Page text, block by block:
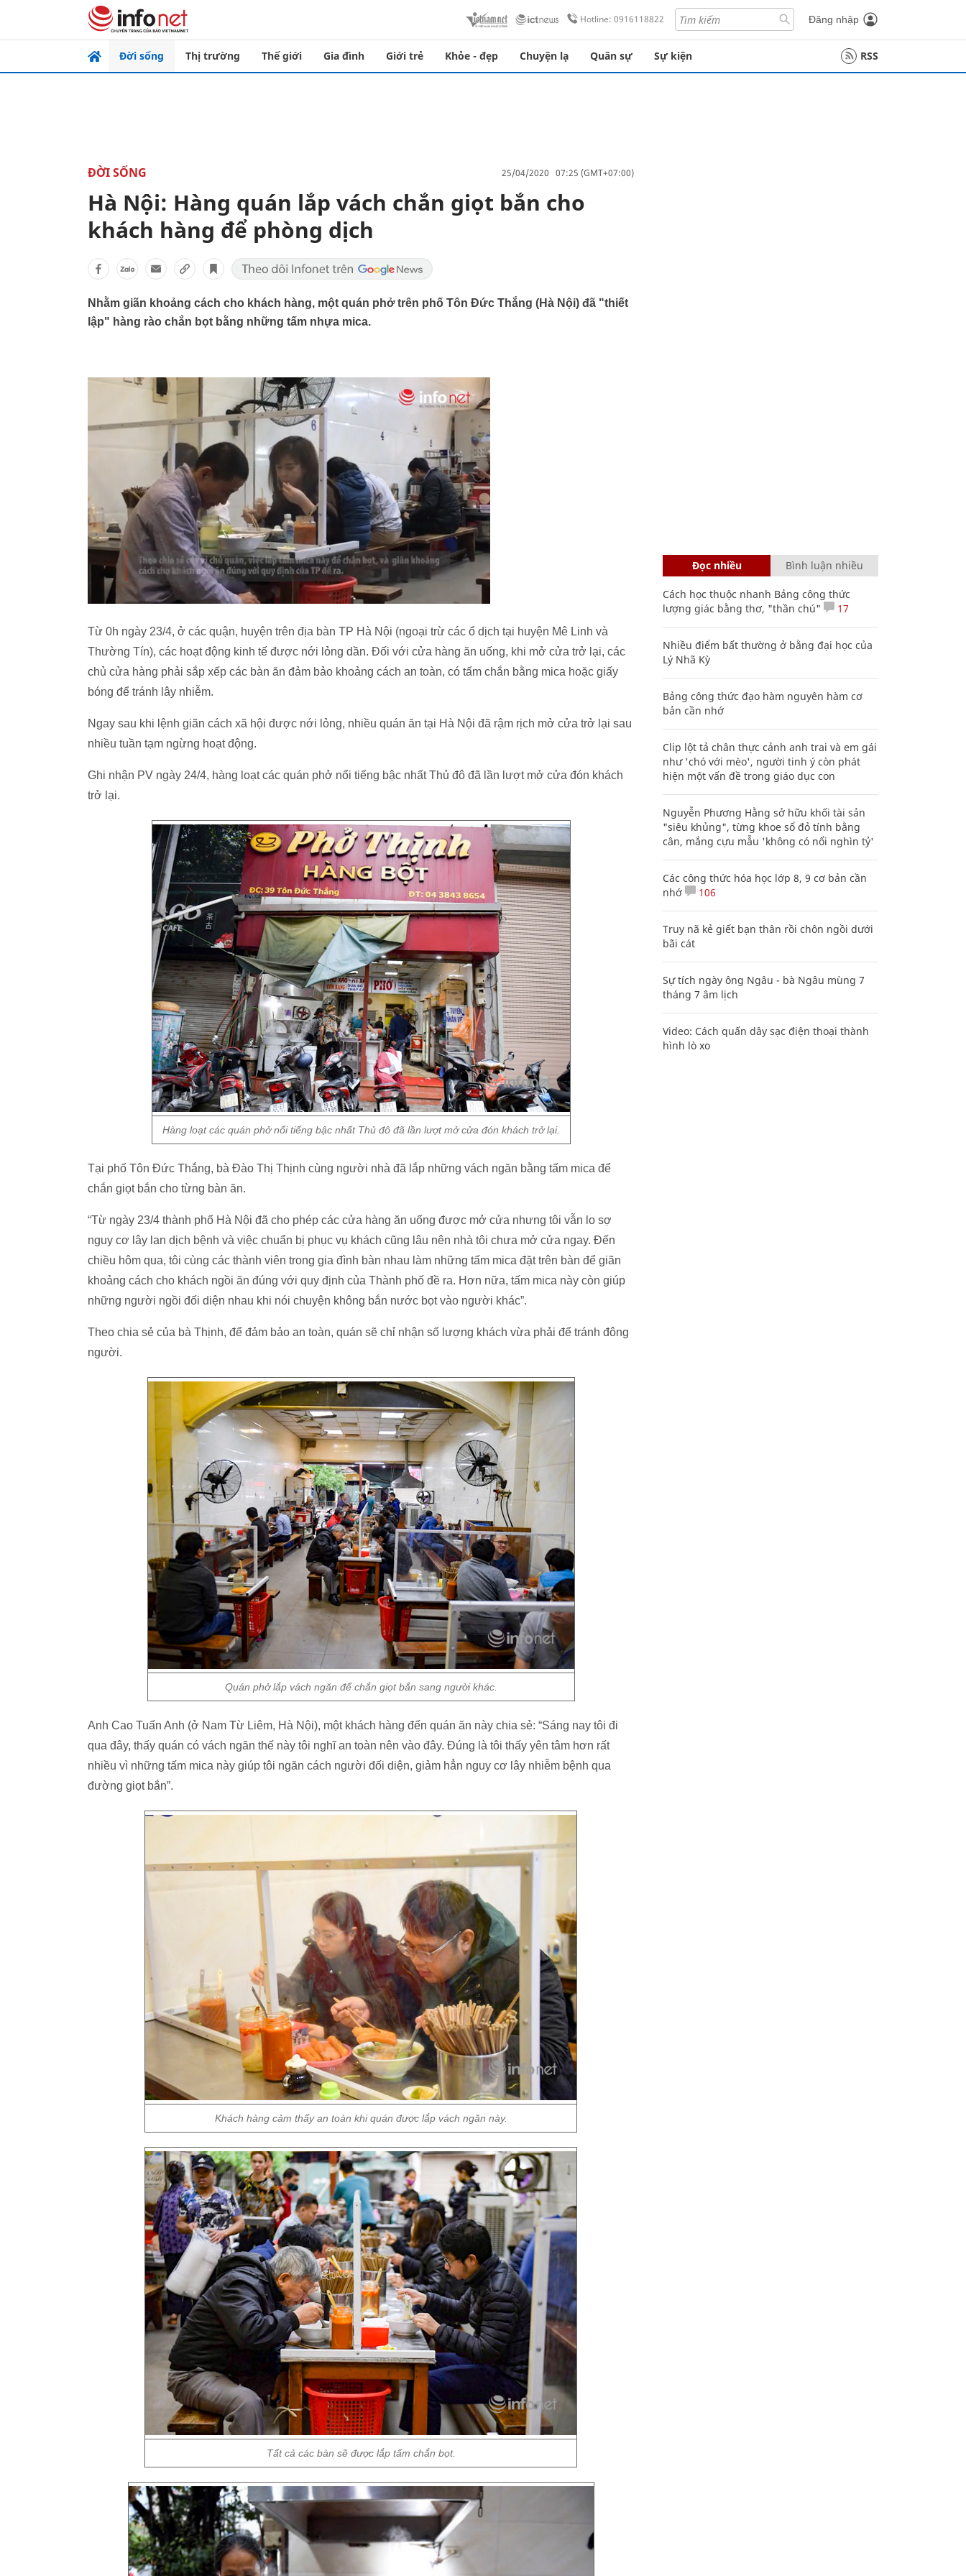
Hotline: 0916118822 Đăng nhập
Đời sống Thị trường Thế giới Gia đình Giới trẻ Khỏe - đẹp Chuyện lạ Quân sự Sự kiện RSS
ĐỜI SỐNG 25/04/2020 07:25 (GMT+07:00)
Hà Nội: Hàng quán lắp vách chắn giọt bắn cho
khách hàng để phòng dịch
Nhằm giãn khoảng cách cho khách hàng, một quán phở trên phố Tôn Đức Thắng (Hà Nội) đã "thiết
lập" hàng rào chắn bọt bằng những tấm nhựa mica.
Từ 0h ngày 23/4, ở các quận, huyện trên địa bàn TP Hà Nội (ngoại trừ các ổ dịch tại huyện Mê Linh và
Thường Tín), các hoạt động kinh tế được nới lỏng dần. Đối với cửa hàng ăn uống, khi mở cửa trở lại, các
chủ cửa hàng phải sắp xếp các bàn ăn đảm bảo khoảng cách an toàn, có tấm chắn bằng mica hoặc giấy
bóng để tránh lây nhiễm.
Ngay sau khi lệnh giãn cách xã hội được nới lỏng, nhiều quán ăn tại Hà Nội đã rậm rịch mở cửa trở lại sau
nhiều tuần tạm ngừng hoạt động.
Ghi nhận PV ngày 24/4, hàng loạt các quán phở nổi tiếng bậc nhất Thủ đô đã lần lượt mở cửa đón khách
trở lại.
Hàng loạt các quán phở nổi tiếng bậc nhất Thủ đô đã lần lượt mở cửa đón khách trở lại.
Tại phố Tôn Đức Thắng, bà Đào Thị Thịnh cùng người nhà đã lắp những vách ngăn bằng tấm mica để
chắn giọt bắn cho từng bàn ăn.
“Từ ngày 23/4 thành phố Hà Nội đã cho phép các cửa hàng ăn uống được mở cửa nhưng tôi vẫn lo sợ
nguy cơ lây lan dịch bệnh và việc chuẩn bị phục vụ khách cũng lâu nên nhà tôi chưa mở cửa ngay. Đến
chiều hôm qua, tôi cùng các thành viên trong gia đình bàn nhau làm những tấm mica đặt trên bàn để giãn
khoảng cách cho khách ngồi ăn đúng với quy định của Thành phố đề ra. Hơn nữa, tấm mica này còn giúp
những người ngồi đối diện nhau khi nói chuyện không bắn nước bọt vào người khác”.
Theo chia sẻ của bà Thịnh, để đảm bảo an toàn, quán sẽ chỉ nhận số lượng khách vừa phải để tránh đông
người.
Quán phở lắp vách ngăn để chắn giọt bắn sang người khác.
Anh Cao Tuấn Anh (ở Nam Từ Liêm, Hà Nội), một khách hàng đến quán ăn này chia sẻ: “Sáng nay tôi đi
qua đây, thấy quán có vách ngăn thế này tôi nghĩ an toàn nên vào đây. Đúng là tôi thấy yên tâm hơn rất
nhiều vì những tấm mica này giúp tôi ngăn cách người đối diện, giảm hẳn nguy cơ lây nhiễm bệnh qua
đường giọt bắn”.
Khách hàng cảm thấy an toàn khi quán được lắp vách ngăn này.
Tất cả các bàn sẽ được lắp tấm chắn bọt.
Đọc nhiều Bình luận nhiều
Cách học thuộc nhanh Bảng công thức
lượng giác bằng thơ, "thần chú"
17
Nhiều điểm bất thường ở bằng đại học của
Lý Nhã Kỳ
Bảng công thức đạo hàm nguyên hàm cơ
bản cần nhớ
Clip lột tả chân thực cảnh anh trai và em gái
như 'chó với mèo', người tinh ý còn phát
hiện một vấn đề trong giáo dục con
Nguyễn Phương Hằng sở hữu khối tài sản
"siêu khủng", từng khoe sổ đỏ tính bằng
cân, mắng cựu mẫu 'không có nổi nghìn tỷ'
Các công thức hóa học lớp 8, 9 cơ bản cần
nhớ
106
Truy nã kẻ giết bạn thân rồi chôn ngồi dưới
bãi cát
Sự tích ngày ông Ngâu - bà Ngâu mùng 7
tháng 7 âm lịch
Video: Cách quấn dây sạc điện thoại thành
hình lò xo